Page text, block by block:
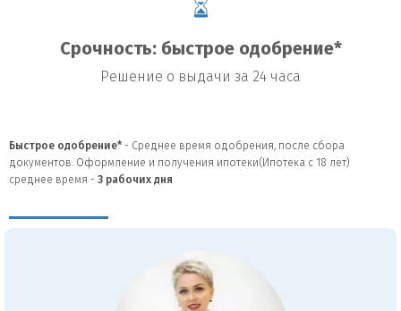
Срочность: быстрое одобрение*
Решение о выдачи за 24 часа
Быстрое одобрение* - Среднее время одобрения, после сбора
документов. Оформление и получения ипотеки(Ипотека с 18 лет)
среднее время - 3 рабочих дня